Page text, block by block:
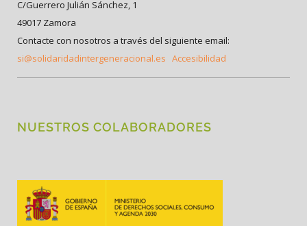
C/Guerrero Julián Sánchez, 1
49017 Zamora
Contacte con nosotros a través del siguiente email:
si@solidaridadintergeneracional.es Accesibilidad
NUESTROS COLABORADORES